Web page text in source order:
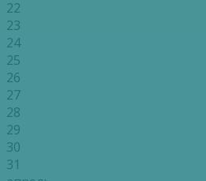
22
23
24
25
26
27
28
29
30
31